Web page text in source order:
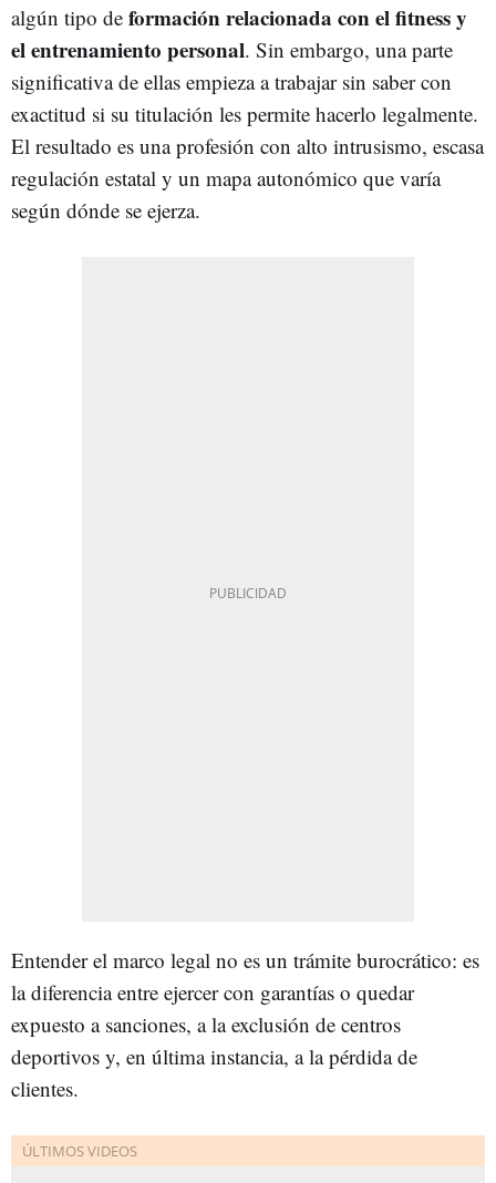
algún tipo de formación relacionada con el fitness y
el entrenamiento personal. Sin embargo, una parte
significativa de ellas empieza a trabajar sin saber con
exactitud si su titulación les permite hacerlo legalmente.
El resultado es una profesión con alto intrusismo, escasa
regulación estatal y un mapa autonómico que varía
según dónde se ejerza.
Entender el marco legal no es un trámite burocrático: es
la diferencia entre ejercer con garantías o quedar
expuesto a sanciones, a la exclusión de centros
deportivos y, en última instancia, a la pérdida de
clientes.